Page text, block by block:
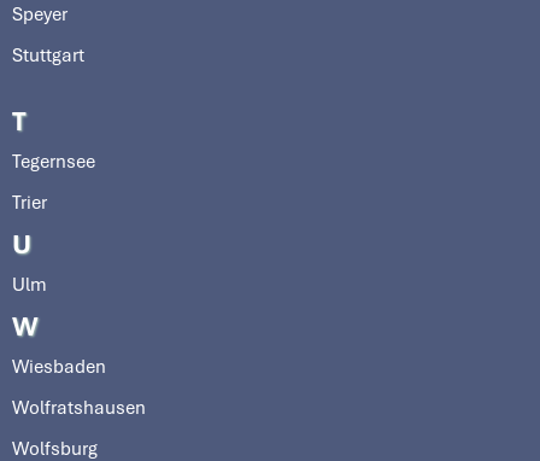
Speyer
Stuttgart
T
Tegernsee
Trier
U
Ulm
W
Wiesbaden
Wolfratshausen
Wolfsburg